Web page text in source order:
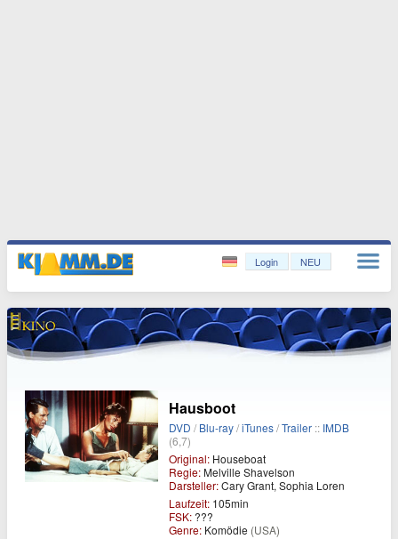
Login NEU
Hausboot
DVD /Blu-ray/iTunes/Trailer :: IMDB
(6,7)
Original: Houseboat
Regie:Melville Shavelson
Darsteller:Cary Grant, Sophia Loren
Laufzeit: 105min
FSK: ???
Genre: Komödie (USA)